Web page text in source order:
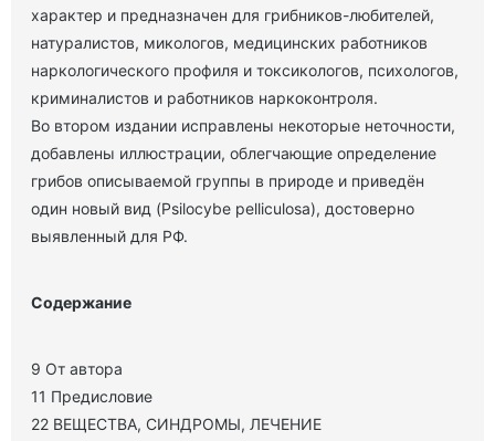
характер и предназначен для грибников-любителей,
натуралистов, микологов, медицинских работников
наркологического профиля и токсикологов, психологов,
криминалистов и работников наркоконтроля.
Во втором издании исправлены некоторые неточности,
добавлены иллюстрации, облегчающие определение
грибов описываемой группы в природе и приведён
один новый вид (Psilocybe pelliculosa), достоверно
выявленный для РФ.
Содержание
9 От автора
11 Предисловие
22 ВЕЩЕСТВА, СИНДРОМЫ, ЛЕЧЕНИЕ